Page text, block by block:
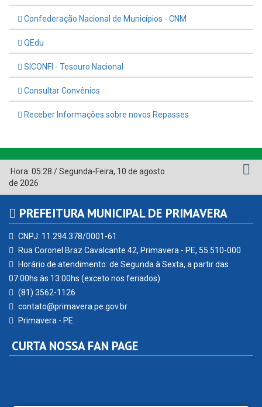
Confederação Nacional de Municípios - CNM
QEdu
SICONFI - Tesouro Nacional
Consultar Convênios
Receber Informações sobre novos Repasses
Hora: 05:28 /Segunda-Feira, 10 de agosto
de 2026
PREFEITURA MUNICIPAL DE PRIMAVERA
CNPJ: 11.294.378/0001-61
Rua Coronel Braz Cavalcante 42, Primavera - PE, 55.510-000
Horário de atendimento: de Segunda à Sexta, a partir das
07:00hs às 13:00hs (exceto nos feriados)
(81) 3562-1126
contato@primavera.pe.gov.br
Primavera - PE
CURTA NOSSA FAN PAGE